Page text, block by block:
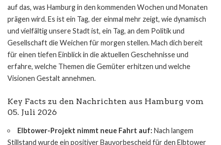
auf das, was Hamburg in den kommenden Wochen und Monaten
prägen wird. Es ist ein Tag, der einmal mehr zeigt, wie dynamisch
und vielfältig unsere Stadt ist, ein Tag, an dem Politik und
Gesellschaft die Weichen für morgen stellen. Mach dich bereit
für einen tiefen Einblick in die aktuellen Geschehnisse und
erfahre, welche Themen die Gemüter erhitzen und welche
Visionen Gestalt annehmen.
Key Facts zu den Nachrichten aus Hamburg vom
05. Juli 2026
Elbtower-Projekt nimmt neue Fahrt auf: Nach langem
Stillstand wurde ein positiver Bauvorbescheid für den Elbtower